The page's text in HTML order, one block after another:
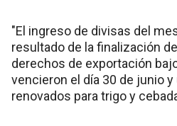
"El ingreso de divisas del
resultado de la finalización
derechos de exportación
vencieron el día 30 de junio
renovados para trigo y